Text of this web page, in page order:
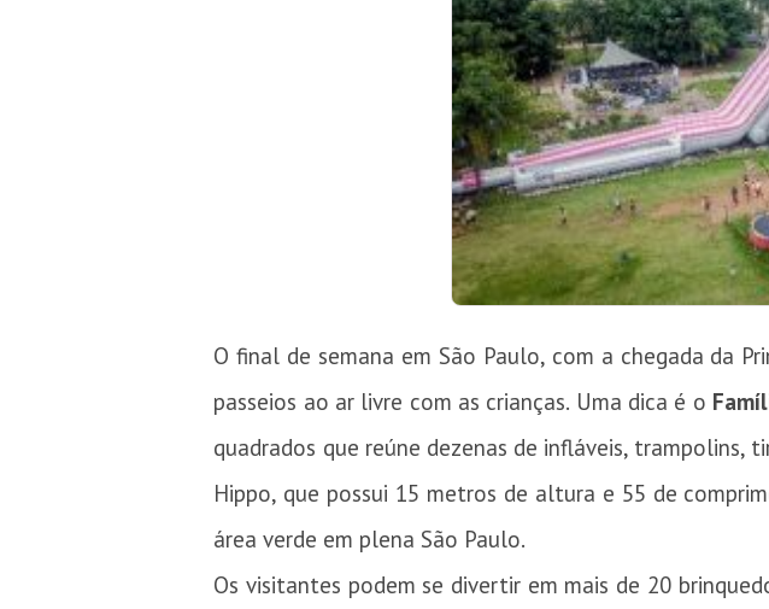
O final de semana em São Paulo, com a chegada da
passeios ao ar livre com as crianças. Uma dica é o
quadrados que reúne dezenas de infláveis,
Hippo, que possui 15 metros de altura e 55 de
área verde em plena São Paulo.
Os visitantes podem se divertir em mais de 20